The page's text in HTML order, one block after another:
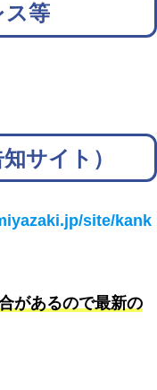
ス等
サイト）
site/kank
があるので最新の